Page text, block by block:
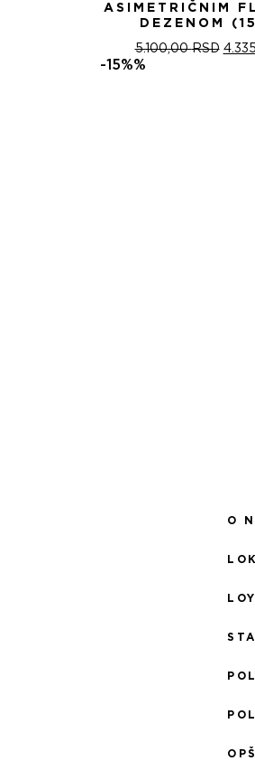
ASIMETRIČNIM
DEZENOM
5.100,00RSD
-15%%
O